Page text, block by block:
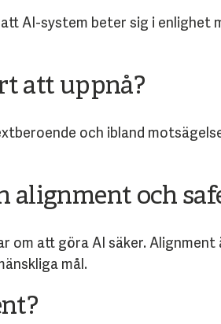
AI-system beter sig i enlighet
att uppnå?
och ibland
alignment och
om att göra AI säker.
mål.